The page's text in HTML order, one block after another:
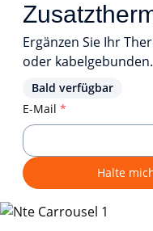
Ergänzen Sie Ihr
oder kabelgebunden.
Bald verfügbar
E-Mail *
Halte